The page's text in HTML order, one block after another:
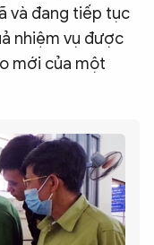
và đang tiếp tục
nhiệm vụ được
mới của một